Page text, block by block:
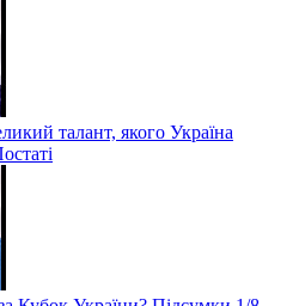
талант, якого Україна